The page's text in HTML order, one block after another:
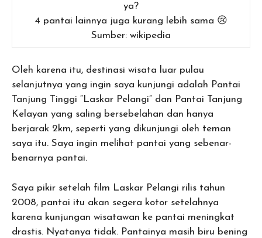
ya?
4 pantai lainnya juga kurang lebih sama 😢
Sumber: wikipedia
Oleh karena itu, destinasi wisata luar pulau
selanjutnya yang ingin saya kunjungi adalah Pantai
Tanjung Tinggi “Laskar Pelangi” dan Pantai Tanjung
Kelayan yang saling bersebelahan dan hanya
berjarak 2km, seperti yang dikunjungi oleh teman
saya itu. Saya ingin melihat pantai yang sebenar-
benarnya pantai.
Saya pikir setelah film Laskar Pelangi rilis tahun
2008, pantai itu akan segera kotor setelahnya
karena kunjungan wisatawan ke pantai meningkat
drastis. Nyatanya tidak. Pantainya masih biru bening